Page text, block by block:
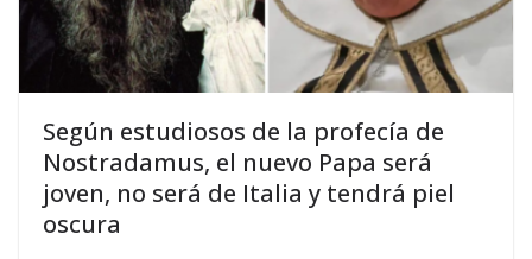
Según estudiosos de la profecía de
Nostradamus, el nuevo Papa será
joven, no será de Italia y tendrá piel
oscura